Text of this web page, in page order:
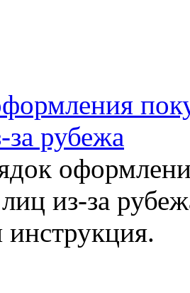
за рубежа
из-за
инструкция.